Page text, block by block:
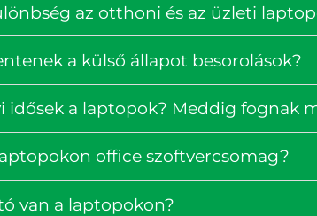
az otthoni és az üzleti
a külső állapot besorolások?
idősek a laptopok? Meddig fognak
office szoftvercsomag?
van a laptopokon?